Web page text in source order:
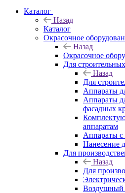
Каталог
Назад
Каталог
Окрасочное
Назад
Окрасочное
Для
Назад
Для
Аппараты
Аппараты
фасадных
аппаратам
Аппараты с
Нанесение
Для
Назад
Для
Воздушный